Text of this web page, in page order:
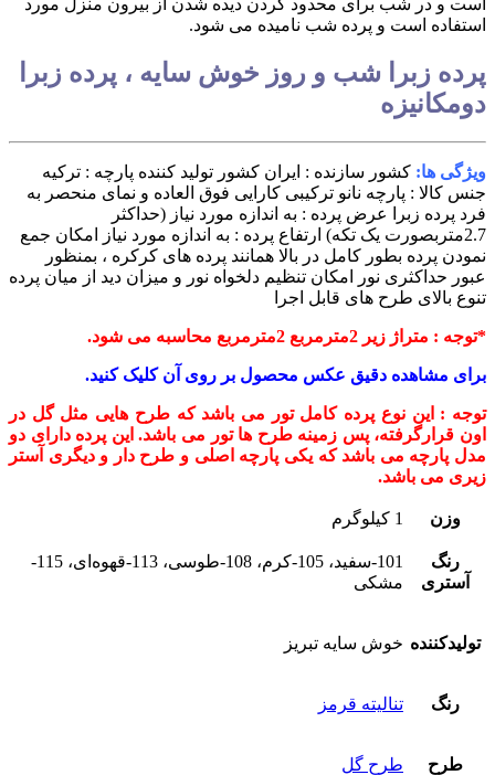
استفاده است و پرده شب نامیده می شود.
پرده زبرا شب و روز خوش سایه ، پرده زبرا
دومکانیزه
ویژگی ها: کشور سازنده : ایران کشور تولید کننده پارچه : ترکیه
جنس کالا : پارچه نانو ترکیبی کارایی فوق العاده و نمای منحصر به
فرد پرده زبرا
عرض پرده : به اندازه مورد نیاز (حداکثر
2.7متربصورت یک تکه)
ارتفاع پرده : به اندازه مورد نیاز
امکان جمع
نمودن پرده بطور کامل در بالا همانند پرده های کرکره ، بمنظور
عبور حداکثری نور
امکان تنظیم دلخواه نور و میزان دید از میان پرده
تنوع بالای طرح های قابل اجرا
*توجه : متراژ زیر 2مترمربع 2مترمربع محاسبه می شود.
برای مشاهده دقیق عکس محصول بر روی آن کلیک کنید.
توجه : این نوع پرده کامل تور می باشد که طرح هایی مثل گل در
اون قرارگرفته، پس زمینه طرح ها تور می باشد. این پرده دارای دو
مدل پارچه می باشد که یکی پارچه اصلی و طرح دار و دیگری آستر
زیری می باشد.
وزن 1 کیلوگرم
رنگ
آستری
101-سفید، 105-کرم، 108-طوسی، 113-قهوه‌ای، 115-
مشکی
تولیدکننده خوش سایه تبریز
رنگ تنالیته قرمز
طرح طرح گل